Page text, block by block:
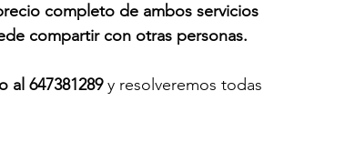
completo de ambos servicios
compartir con otras personas.
al 647381289 y resolveremos todas